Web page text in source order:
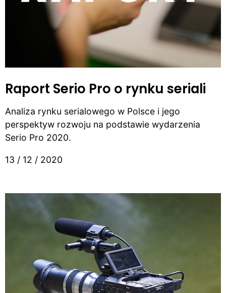
Raport Serio Pro o rynku seriali
Analiza rynku serialowego w Polsce i jego
perspektyw rozwoju na podstawie wydarzenia
Serio Pro 2020.
13 / 12 / 2020